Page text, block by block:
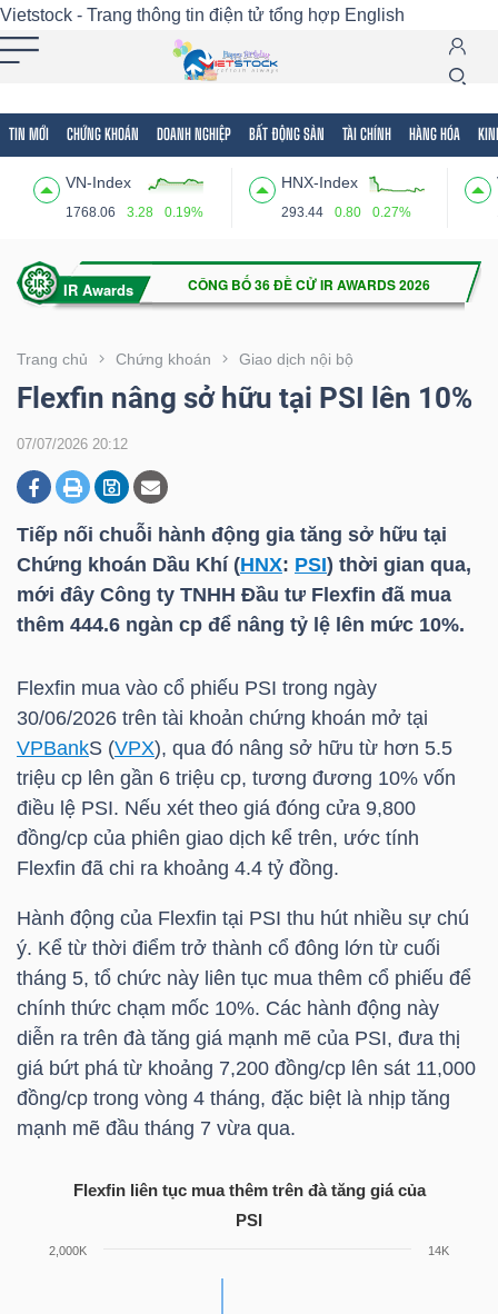
Vietstock - Trang thông tin điện tử tổng hợp English
TIN MỚI CHỨNG KHOÁN DOANH NGHIỆP BẤT ĐỘNG SẢN TÀI CHÍNH HÀNG HÓA
VN-Index
1768.06 3.28 0.19%
HNX-Index
293.44 0.80 0.27%
Trang chủ Chứng khoán Giao dịch nội bộ
Flexfin nâng sở hữu tại PSI lên 10%
07/07/2026 20:12
Tiếp nối chuỗi hành động gia tăng sở hữu tại
Chứng khoán Dầu Khí (HNX: PSI) thời gian qua,
mới đây Công ty TNHH Đầu tư Flexfin đã mua
thêm 444.6 ngàn cp để nâng tỷ lệ lên mức 10%.
Flexfin mua vào cổ phiếu PSI trong ngày
30/06/2026 trên tài khoản chứng khoán mở tại
VPBankS (VPX), qua đó nâng sở hữu từ hơn 5.5
triệu cp lên gần 6 triệu cp, tương đương 10% vốn
điều lệ PSI. Nếu xét theo giá đóng cửa 9,800
đồng/cp của phiên giao dịch kể trên, ước tính
Flexfin đã chi ra khoảng 4.4 tỷ đồng.
Hành động của Flexfin tại PSI thu hút nhiều sự chú
ý. Kể từ thời điểm trở thành cổ đông lớn từ cuối
tháng 5, tổ chức này liên tục mua thêm cổ phiếu để
chính thức chạm mốc 10%. Các hành động này
diễn ra trên đà tăng giá mạnh mẽ của PSI, đưa thị
giá bứt phá từ khoảng 7,200 đồng/cp lên sát 11,000
đồng/cp trong vòng 4 tháng, đặc biệt là nhịp tăng
mạnh mẽ đầu tháng 7 vừa qua.
Flexfin liên tục mua thêm trên đà tăng giá của
PSI
Tất cả Tính năng Ngành Mã chứng khoán
Tính
(-)
VIETSTOCK
CHỨNG
KHOÁN
DOANH
NGHIỆP
BẤT
ĐỘNG
SẢN
TÀI
HÀNG
HÓA